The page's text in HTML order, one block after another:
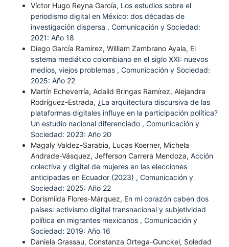
Víctor Hugo Reyna García, Los estudios sobre el
periodismo digital en México: dos décadas de
investigación dispersa , Comunicación y Sociedad:
2021: Año 18
Diego García Ramírez, William Zambrano Ayala, El
sistema mediático colombiano en el siglo XXI: nuevos
medios, viejos problemas , Comunicación y Sociedad:
2025: Año 22
Martín Echeverría, Adalid Bringas Ramírez, Alejandra
Rodríguez-Estrada, ¿La arquitectura discursiva de las
plataformas digitales influye en la participación política?
Un estudio nacional diferenciado , Comunicación y
Sociedad: 2023: Año 20
Magaly Valdez-Sarabia, Lucas Koerner, Michela
Andrade-Vásquez, Jefferson Carrera Mendoza, Acción
colectiva y digital de mujeres en las elecciones
anticipadas en Ecuador (2023) , Comunicación y
Sociedad: 2025: Año 22
Dorismilda Flores-Márquez, En mi corazón caben dos
países: activismo digital transnacional y subjetividad
política en migrantes mexicanos , Comunicación y
Sociedad: 2019: Año 16
Daniela Grassau, Constanza Ortega-Gunckel, Soledad